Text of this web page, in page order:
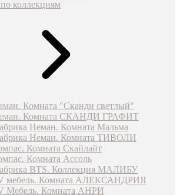
коллекциям
Комната "Сканди светлый"
Комната СКАНДИ ГРАФИТ
Неман. Комната Мальма
Неман. Комната ТИВОЛИ
Комната Скайлайт
Комната Ассоль
BTS. Коллекция МАЛИБУ
мебель. Комната АЛЕКСАНДРИЯ
Мебель. Комната АНРИ